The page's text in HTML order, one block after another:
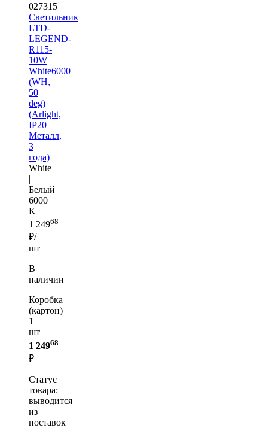
027315
Светильник
LTD-
LEGEND-
R115-
10W
White6000
(WH,
50
deg)
(Arlight,
IP20
Металл,
3
года)
White
|
Белый
6000
K
1 24968
₽/
шт
В
наличии
Коробка
(картон)
1
шт —
1 24968
₽
Статус
товара:
выводится
из
поставок